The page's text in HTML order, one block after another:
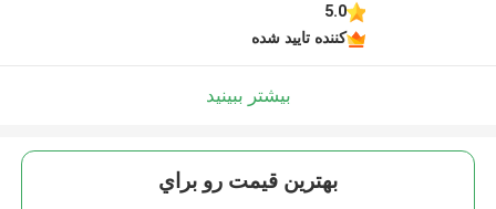
5.0
کننده تایید شده
بیشتر ببینید
بهترين قيمت رو براي